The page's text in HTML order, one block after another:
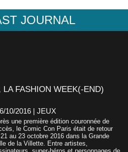
JOURNAL
FASHION WEEK(-END)
10/2016 | JEUX
une première édition couronnée de
le Comic Con Paris était de retour
au 23 octobre 2016 dans la Grande
de la Villette. Entre artistes,